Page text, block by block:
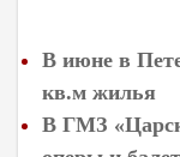
В июне в
кв.м жилья
В ГМЗ